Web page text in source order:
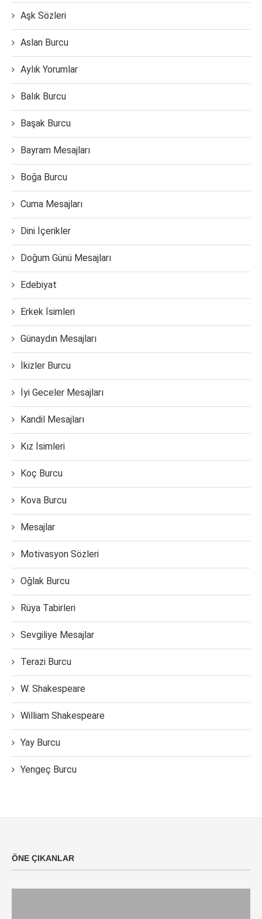
Aşk Sözleri
Aslan Burcu
Aylık Yorumlar
Balık Burcu
Başak Burcu
Bayram Mesajları
Boğa Burcu
Cuma Mesajları
Dini İçerikler
Doğum Günü Mesajları
Edebiyat
Erkek İsimleri
Günaydın Mesajları
İkizler Burcu
İyi Geceler Mesajları
Kandil Mesajları
Kız İsimleri
Koç Burcu
Kova Burcu
Mesajlar
Motivasyon Sözleri
Oğlak Burcu
Rüya Tabirleri
Sevgiliye Mesajlar
Terazi Burcu
W. Shakespeare
William Shakespeare
Yay Burcu
Yengeç Burcu
ÖNE ÇIKANLAR